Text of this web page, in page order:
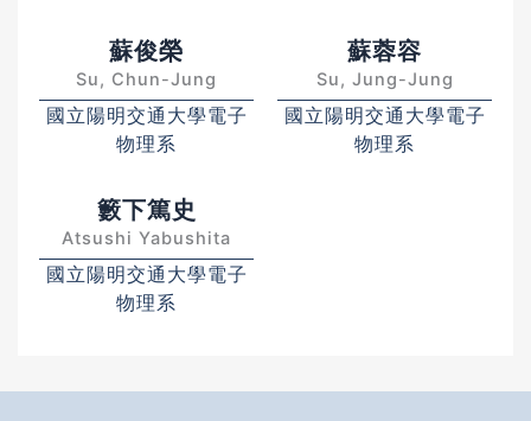
蘇俊榮
Su, Chun-Jung
國立陽明交通大學電子
物理系
蘇蓉容
Su, Jung-Jung
國立陽明交通大學電子
物理系
籔下篤史
Atsushi Yabushita
國立陽明交通大學電子
物理系